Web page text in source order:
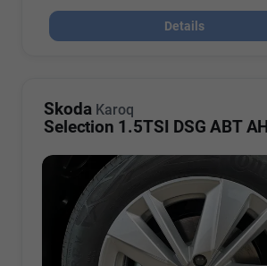
Details
Skoda Karoq
Selection 1.5TSI DSG ABT